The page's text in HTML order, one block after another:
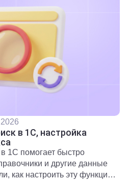
в 1С, настройка
1С помогает быстро
и другие данные
как настроить эту функцию